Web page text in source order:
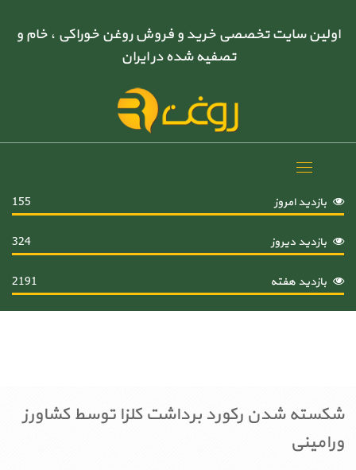
اولین سایت تخصصی خرید و فروش روغن خوراکی ، خام و
تصفیه شده در ایران
Toggle
بازدید امروز
155
بازدید دیروز 324
بازدید هفته 2191
شکسته شدن رکورد برداشت کلزا توسط کشاورز
ورامینی